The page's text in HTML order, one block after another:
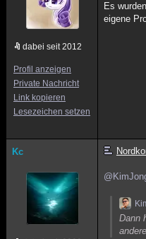
dabei seit 2012
Profil anzeigen
Private Nachricht
Link kopieren
Lesezeichen setzen
Es
eigene
Kc
Dann